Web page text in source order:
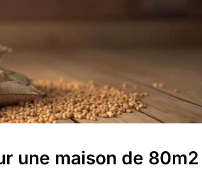
une maison de 80m2